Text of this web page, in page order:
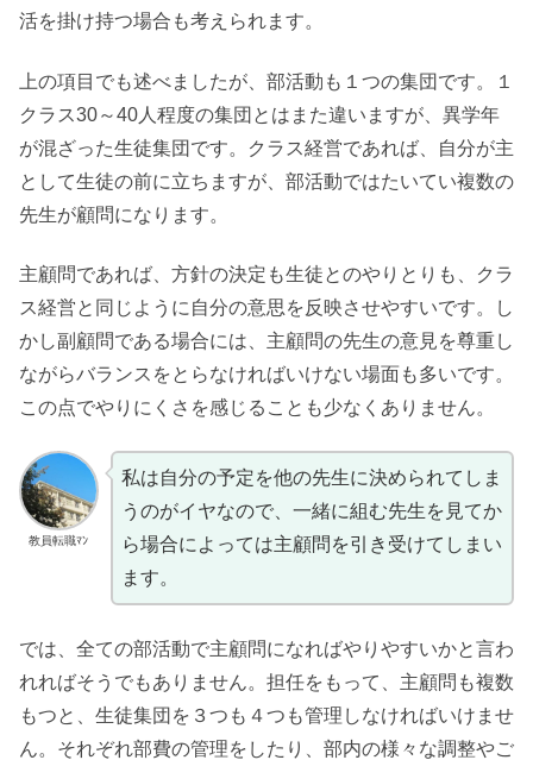
活を掛け持つ場合も考えられます。
上の項目でも述べましたが、部活動も１つの集団です。１
クラス30～40人程度の集団とはまた違いますが、異学年
が混ざった生徒集団です。クラス経営であれば、自分が主
として生徒の前に立ちますが、部活動ではたいてい複数の
先生が顧問になります。
主顧問であれば、方針の決定も生徒とのやりとりも、クラ
ス経営と同じように自分の意思を反映させやすいです。し
かし副顧問である場合には、主顧問の先生の意見を尊重し
ながらバランスをとらなければいけない場面も多いです。
この点でやりにくさを感じることも少なくありません。
教員転職ﾏﾝ
私は自分の予定を他の先生に決められてしま
うのがイヤなので、一緒に組む先生を見てか
ら場合によっては主顧問を引き受けてしまい
ます。
では、全ての部活動で主顧問になればやりやすいかと言わ
れればそうでもありません。担任をもって、主顧問も複数
もつと、生徒集団を３つも４つも管理しなければいけませ
ん。それぞれ部費の管理をしたり、部内の様々な調整やご